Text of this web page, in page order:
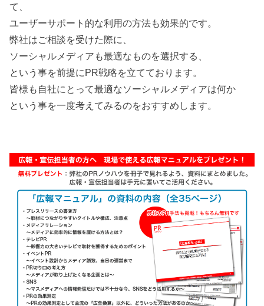
て、
ユーザーサポート的な利用の方法も効果的です。
弊社はご相談を受けた際に、
ソーシャルメディアも最適なものを選択する、
という事を前提にPR戦略を立てております。
皆様も自社にとって最適なソーシャルメディアは何か
という事を一度考えてみるのをおすすめします。